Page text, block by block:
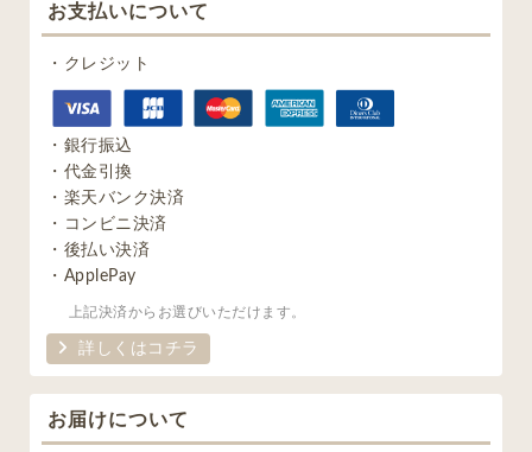
お支払いについて
・クレジット
・銀行振込
・代金引換
・楽天バンク決済
・コンビニ決済
・後払い決済
・ApplePay
上記決済からお選びいただけます。
詳しくはコチラ
お届けについて